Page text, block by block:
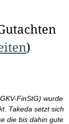
)
FinStG) wurde
Takeda setzt sich
die bis dahin gute